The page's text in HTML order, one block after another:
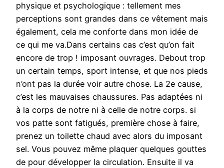
physique et psychologique : tellement mes
perceptions sont grandes dans ce vêtement mais
également, cela me conforte dans mon idée de
ce qui me va.Dans certains cas c’est qu’on fait
encore de trop ! imposant ouvrages. Debout trop
un certain temps, sport intense, et que nos pieds
n’ont pas la durée voir autre chose. La 2e cause,
c’est les mauvaises chaussures. Pas adaptées ni
à la corps de notre ni à celle de notre corps. si
vos patte sont fatigués, première chose à faire,
prenez un toilette chaud avec alors du imposant
sel. Vous pouvez même plaquer quelques gouttes
de pour développer la circulation. Ensuite il va